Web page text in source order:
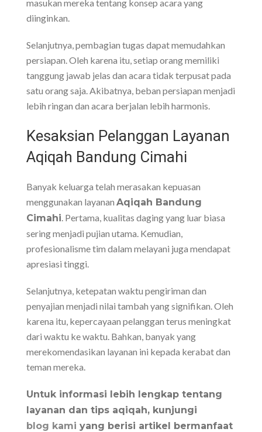
masukan mereka tentang konsep acara yang
diinginkan.
Selanjutnya, pembagian tugas dapat memudahkan
persiapan. Oleh karena itu, setiap orang memiliki
tanggung jawab jelas dan acara tidak terpusat pada
satu orang saja. Akibatnya, beban persiapan menjadi
lebih ringan dan acara berjalan lebih harmonis.
Kesaksian Pelanggan Layanan
Aqiqah Bandung Cimahi
Banyak keluarga telah merasakan kepuasan
menggunakan layanan Aqiqah Bandung
Cimahi. Pertama, kualitas daging yang luar biasa
sering menjadi pujian utama. Kemudian,
profesionalisme tim dalam melayani juga mendapat
apresiasi tinggi.
Selanjutnya, ketepatan waktu pengiriman dan
penyajian menjadi nilai tambah yang signifikan. Oleh
karena itu, kepercayaan pelanggan terus meningkat
dari waktu ke waktu. Bahkan, banyak yang
merekomendasikan layanan ini kepada kerabat dan
teman mereka.
Untuk informasi lebih lengkap tentang
layanan dan tips aqiqah, kunjungi
blog kami yang berisi artikel bermanfaat